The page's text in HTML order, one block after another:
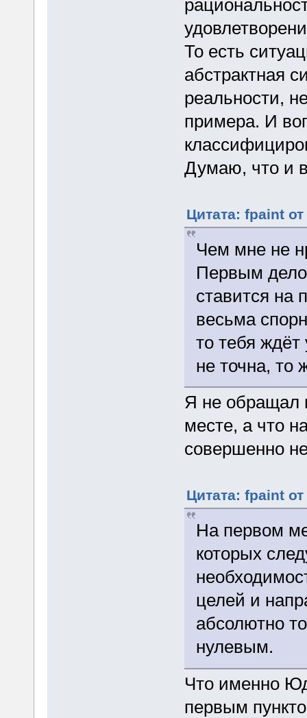
То есть
абстрактная
реальности,
примера. И
Думаю, что и
Цитата: fpaint
Чем мне не
Первым
ставится на
весьма
то тебя
не точна, то
Я не обращал
месте, а что
совершенно
Цитата: fpaint
На первом
которых
целей и
абсолютно
нулевым.
Что именно
первым